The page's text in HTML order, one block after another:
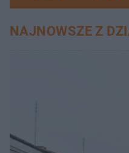
NAJNOWSZE Z